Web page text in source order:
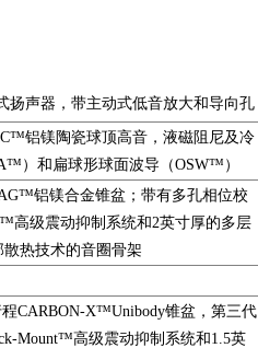
扬声器，带主动式低音放大和导向孔
铝镁陶瓷球顶高音，液磁阻尼及冷
）和扁球形球面波导（OSW™）
铝镁合金锥盆；带有多孔相位校
高级震动抑制系统和2英寸厚的多层
热技术的音圈骨架
CARBON-X™Unibody锥盆，第三代
Mount™高级震动抑制系统和1.5英